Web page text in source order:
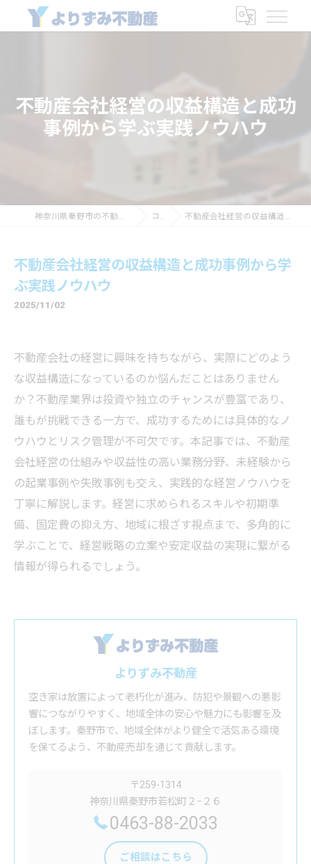
不動産会社経営の収益構造と成功
事例から学ぶ実践ノウハウ
神奈川県秦野市の不動産なら有限会社よりずみ商会 コラム 不動産会社経営の収益構造と成功事例から学ぶ実践ノウハウ
不動産会社経営の収益構造と成功事例から学
ぶ実践ノウハウ
2025/11/02
不動産会社の経営に興味を持ちながら、実際にどのよう
な収益構造になっているのか悩んだことはありません
か？不動産業界は投資や独立のチャンスが豊富であり、
誰もが挑戦できる一方で、成功するためには具体的なノ
ウハウとリスク管理が不可欠です。本記事では、不動産
会社経営の仕組みや収益性の高い業務分野、未経験から
の起業事例や失敗事例も交え、実践的な経営ノウハウを
丁寧に解説します。経営に求められるスキルや初期準
備、固定費の抑え方、地域に根ざす視点まで、多角的に
学ぶことで、経営戦略の立案や安定収益の実現に繋がる
情報が得られるでしょう。
よりずみ不動産
空き家は放置によって老朽化が進み、防犯や景観への悪影
響につながりやすく、地域全体の安心や魅力にも影響を及
ぼします。秦野市で、地域全体がより健全で活気ある環境
を保てるよう、不動産売却を通じて貢献します。
〒259-1314
神奈川県秦野市若松町２−２６
0463-88-2033
ご相談はこちら